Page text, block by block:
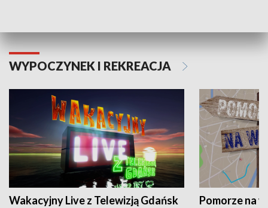
WYPOCZYNEK I REKREACJA
Wakacyjny Live z Telewizją Gdańsk Pomorze na